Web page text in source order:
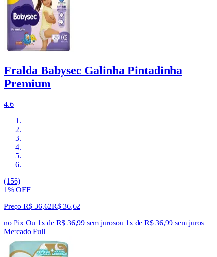
Fralda Babysec Galinha Pintadinha
Premium
4.6
(156)
1% OFF
Preço R$ 36,62R$ 36,62
no Pix Ou 1x de R$ 36,99 sem jurosou 1x de R$ 36,99 sem juros
Mercado Full